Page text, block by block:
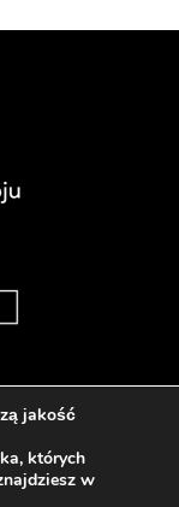
jakość
których
w